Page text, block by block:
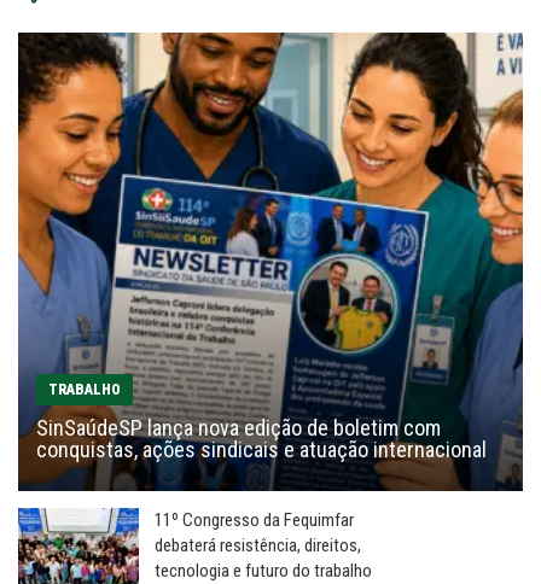
TRABALHO
SinSaúdeSP lança nova edição de boletim com
conquistas, ações sindicais e atuação internacional
11º Congresso da Fequimfar
debaterá resistência, direitos,
tecnologia e futuro do trabalho